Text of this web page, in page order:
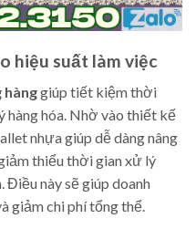
hiệu suất làm việc
hànggiúp tiết kiệm thời
hàng hóa. Nhờ vào thiết kế
nhựa giúp dễ dàng nâng
thiểu thời gian xử lý
Điều này sẽ giúp doanh
giảm chi phí tổng thể.